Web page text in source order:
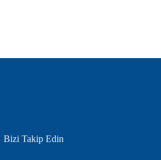
Bizi Takip Edin